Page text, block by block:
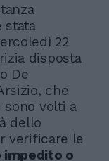
stata
22
disposta
De
che
sono volti a
dello
verificare le
impedito o